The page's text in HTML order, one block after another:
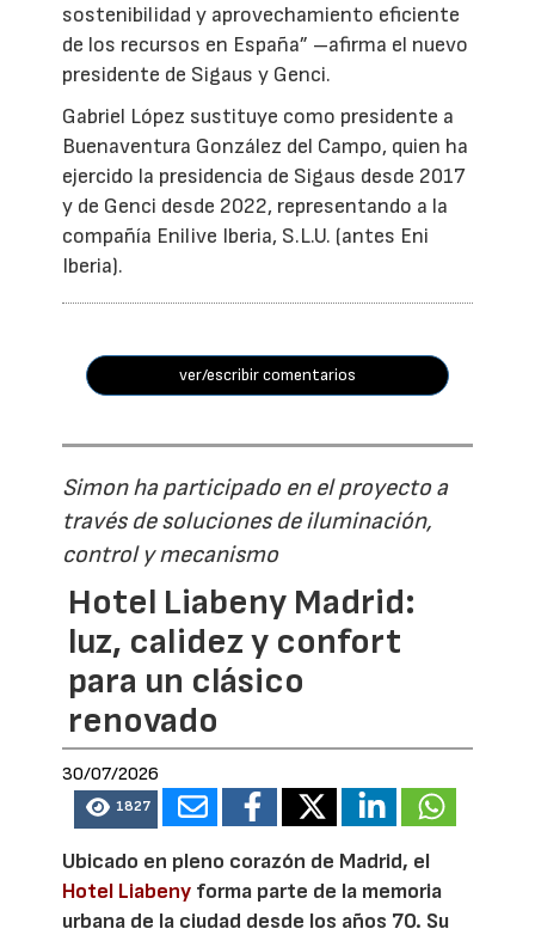
sostenibilidad y aprovechamiento eficiente
de los recursos en España” –afirma el nuevo
presidente de Sigaus y Genci.
Gabriel López sustituye como presidente a
Buenaventura González del Campo, quien ha
ejercido la presidencia de Sigaus desde 2017
y de Genci desde 2022, representando a la
compañía Enilive Iberia, S.L.U. (antes Eni
Iberia).
ver/escribir comentarios
Simon ha participado en el proyecto a
través de soluciones de iluminación,
control y mecanismo
Hotel Liabeny Madrid:
luz, calidez y confort
para un clásico
renovado
30/07/2026
1827
Ubicado en pleno corazón de Madrid, el
Hotel Liabeny forma parte de la memoria
urbana de la ciudad desde los años 70. Su